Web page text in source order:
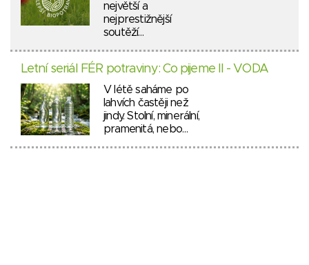
největší a
nejprestižnější
soutěží…
Letní seriál FÉR potraviny: Co pijeme II - VODA
V létě saháme po
lahvích častěji než
jindy. Stolní, minerální,
pramenitá, nebo…